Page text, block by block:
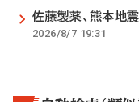
佐藤製薬、熊本地
2026/8/7 19:31